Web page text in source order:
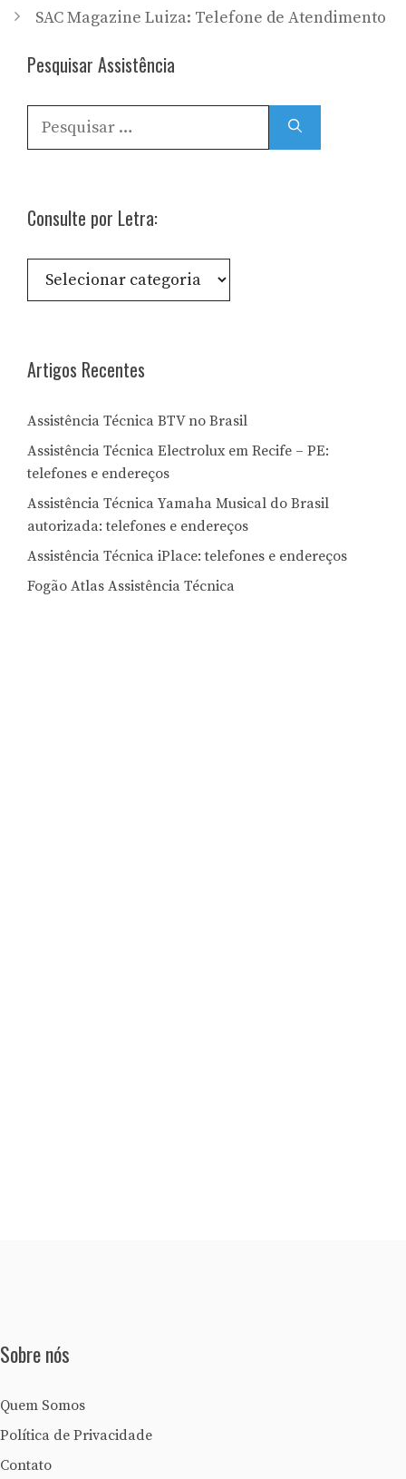
SAC Magazine Luiza: Telefone de Atendimento
Pesquisar Assistência
por:
Consulte por Letra:
Consulte
por
Artigos Recentes
Assistência Técnica BTV no Brasil
Assistência Técnica Electrolux em Recife – PE:
telefones e endereços
Assistência Técnica Yamaha Musical do Brasil
autorizada: telefones e endereços
Assistência Técnica iPlace: telefones e endereços
Fogão Atlas Assistência Técnica
Sobre nós
Quem Somos
Política de Privacidade
Contato